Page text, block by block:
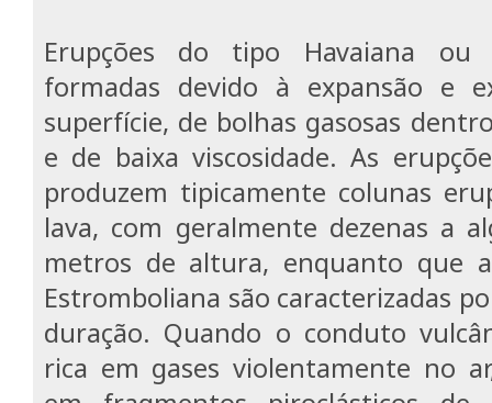
Erupções do tipo Havaiana ou
formadas devido à expansão e
superfície, de bolhas gasosas
e de baixa viscosidade. As
produzem tipicamente colunas
lava, com geralmente dezenas a
metros de altura, enquanto que
Estromboliana são caracterizadas
duração. Quando o conduto
rica em gases violentamente no